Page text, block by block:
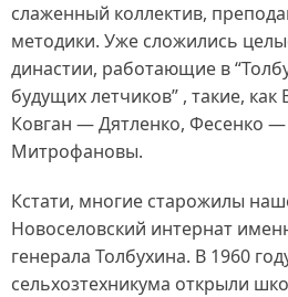
слаженный коллектив,
методики. Уже сложились
династии, работающие в
будущих летчиков” , такие,
Ковган — Дятленко, Фесенко
Митрофановы.
Кстати, многие старожилы
Новоселовский интернат
генерала Толбухина. В 1960
сельхозтехникума открыли